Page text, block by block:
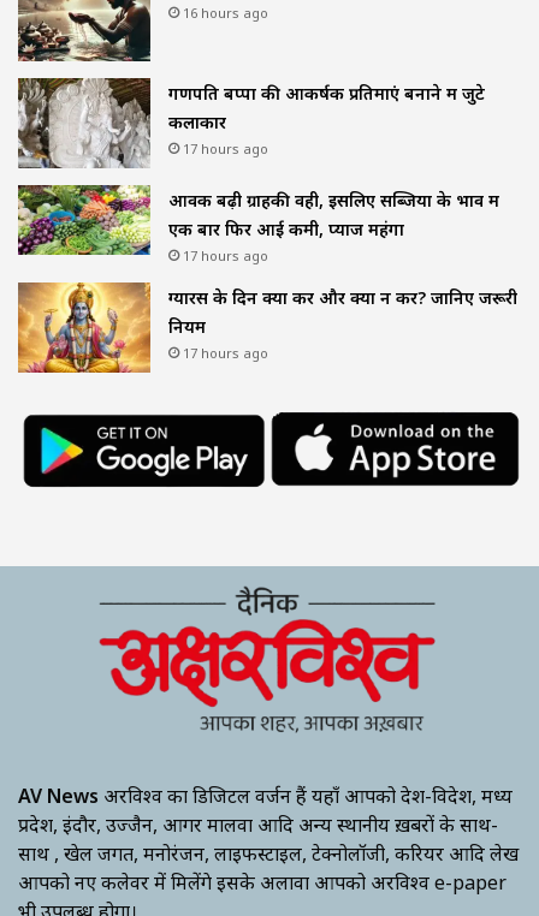
16 hours ago
गणपति बप्पा की आकर्षक प्रतिमाएं बनाने में जुटे
कलाकार
17 hours ago
आवक बढ़ी ग्राहकी वही, इसलिए सब्जियों के भाव में
एक बार फिर आई कमी, प्याज महंगा
17 hours ago
ग्यारस के दिन क्या करें और क्या न करें? जानिए जरूरी
नियम
17 hours ago
AV News अक्षरविश्व का डिजिटल वर्जन हैं यहाँ आपको देश-विदेश, मध्य
प्रदेश, इंदौर, उज्जैन, आगर मालवा आदि अन्य स्थानीय ख़बरों के साथ-
साथ , खेल जगत, मनोरंजन, लाइफस्टाइल, टेक्नोलॉजी, करियर आदि लेख
आपको नए कलेवर में मिलेंगे इसके अलावा आपको अक्षरविश्व e-paper